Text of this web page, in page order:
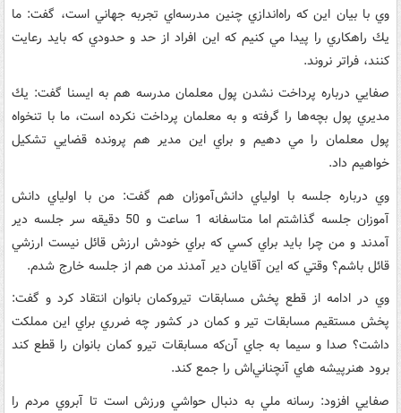
وي با بيان اين كه راه‌اندازي چنين مدرسه‌اي تجربه جهاني است، گفت: ما
يك راهكاري را پيدا مي كنيم كه اين افراد از حد و حدودي كه بايد رعايت
كنند، فراتر نروند.
صفايي درباره پرداخت نشدن پول معلمان مدرسه هم به ايسنا گفت: يك
مديري پول بچه‌ها را گرفته و به معلمان پرداخت نكرده است، ما با تنخواه
پول معلمان را مي دهيم و براي اين مدير هم پرونده قضايي تشكيل
خواهيم داد.
وي درباره جلسه با اولياي دانش‌آموزان هم گفت: من با اولياي دانش
آموزان جلسه گذاشتم اما متاسفانه 1 ساعت و 50 دقيقه سر جلسه دير
آمدند و من چرا بايد براي كسي كه براي خودش ارزش قائل نيست ارزشي
قائل باشم؟ وقتي كه اين آقايان دير آمدند من هم از جلسه خارج شدم.
وي در ادامه از قطع پخش مسابقات تيروكمان بانوان انتقاد كرد و گفت:
پخش مستقيم مسابقات تير و كمان در كشور چه ضرري براي اين مملكت
داشت؟ صدا و سيما به جاي آن‌كه مسابقات تيرو كمان بانوان را قطع كند
برود هنرپيشه هاي آنچناني‌اش را جمع كند.
صفايي افزود: رسانه ملي به دنبال حواشي ورزش است تا آبروي مردم را